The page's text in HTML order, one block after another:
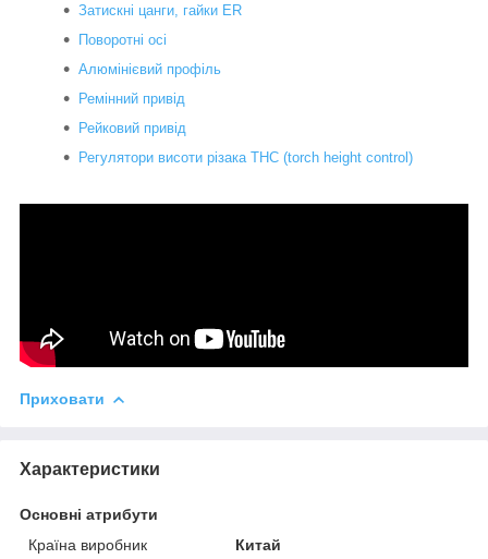
Затискні цанги, гайки ER
Поворотні осі
Алюмінієвий профіль
Ремінний привід
Рейковий привід
Регулятори висоти різака THC (torch height control)
Приховати
Характеристики
Основні атрибути
Країна виробник
Китай